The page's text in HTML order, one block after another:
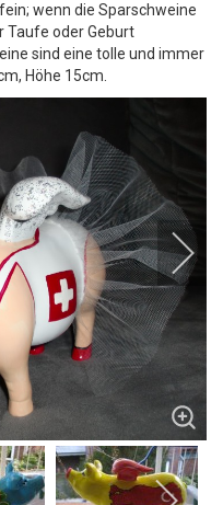
wenn die Sparschweine
Taufe oder Geburt
sind eine tolle und immer
Höhe 15cm.